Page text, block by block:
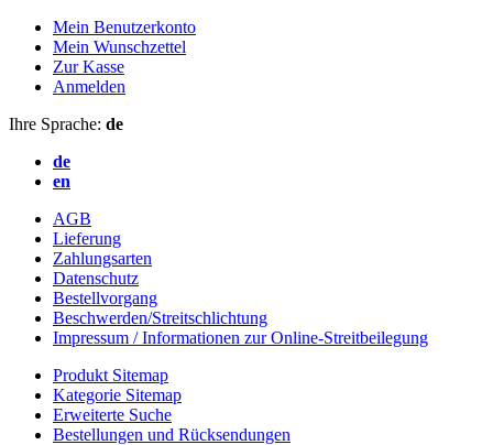
Mein Benutzerkonto
Mein Wunschzettel
Zur Kasse
Anmelden
Ihre Sprache: de
de
en
AGB
Lieferung
Zahlungsarten
Datenschutz
Bestellvorgang
Beschwerden/Streitschlichtung
Impressum / Informationen zur Online-Streitbeilegung
Produkt Sitemap
Kategorie Sitemap
Erweiterte Suche
Bestellungen und Rücksendungen